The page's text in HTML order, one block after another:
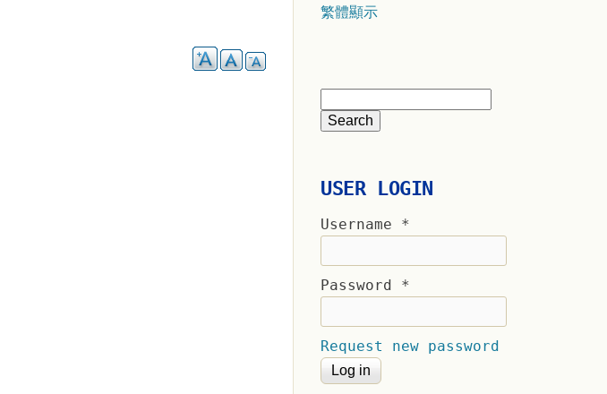
繁體顯示
USER LOGIN
Username *
Password *
Request new password